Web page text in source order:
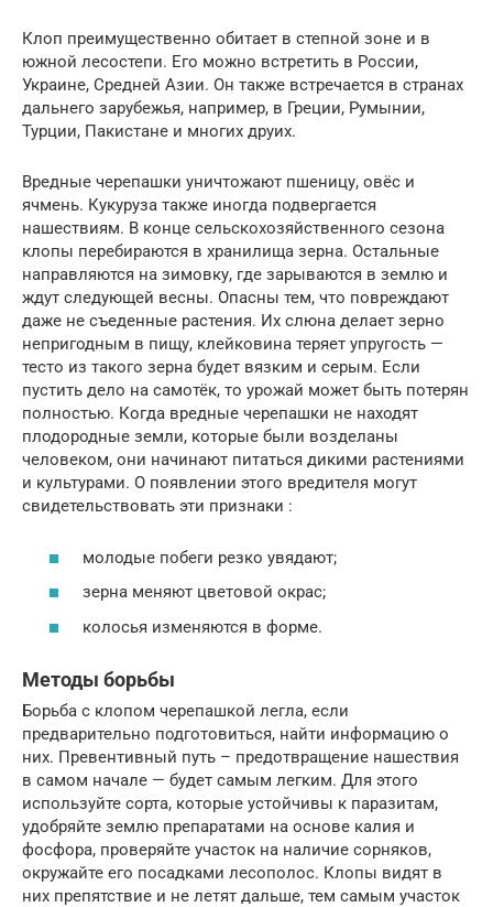
Клоп преимущественно обитает в степной зоне и в
южной лесостепи. Его можно встретить в России,
Украине, Средней Азии. Он также встречается в странах
дальнего зарубежья, например, в Греции, Румынии,
Турции, Пакистане и многих друих.
Вредные черепашки уничтожают пшеницу, овёс и
ячмень. Кукуруза также иногда подвергается
нашествиям. В конце сельскохозяйственного сезона
клопы перебираются в хранилища зерна. Остальные
направляются на зимовку, где зарываются в землю и
ждут следующей весны. Опасны тем, что повреждают
даже не съеденные растения. Их слюна делает зерно
непригодным в пищу, клейковина теряет упругость —
тесто из такого зерна будет вязким и серым. Если
пустить дело на самотёк, то урожай может быть потерян
полностью. Когда вредные черепашки не находят
плодородные земли, которые были возделаны
человеком, они начинают питаться дикими растениями
и культурами. О появлении этого вредителя могут
свидетельствовать эти признаки :
молодые побеги резко увядают;
зерна меняют цветовой окрас;
колосья изменяются в форме.
Методы борьбы
Борьба с клопом черепашкой легла, если
предварительно подготовиться, найти информацию о
них. Превентивный путь – предотвращение нашествия
в самом начале — будет самым легким. Для этого
используйте сорта, которые устойчивы к паразитам,
удобряйте землю препаратами на основе калия и
фосфора, проверяйте участок на наличие сорняков,
окружайте его посадками лесополос. Клопы видят в
них препятствие и не летят дальше, тем самым участок